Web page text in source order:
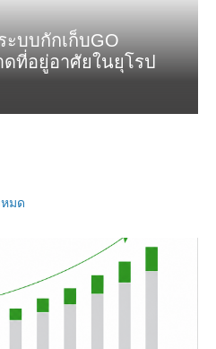
ะบบกักเก็บGO
ดที่อยู่อาศัยในยุโรป
มด